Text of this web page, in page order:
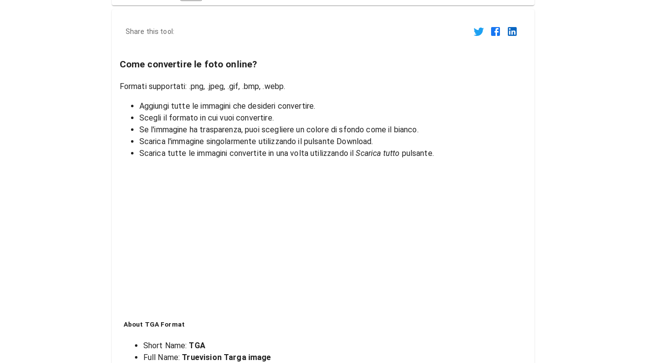
Share this tool:
Come convertire le foto online?
Formati supportati: .png, .jpeg, .gif, .bmp, .webp.
Aggiungi tutte le immagini che desideri convertire.
Scegli il formato in cui vuoi convertire.
Se l'immagine ha trasparenza, puoi scegliere un colore di sfondo come il bianco.
Scarica l'immagine singolarmente utilizzando il pulsante Download.
Scarica tutte le immagini convertite in una volta utilizzando il Scarica tutto pulsante.
About TGA Format
Short Name: TGA
Full Name: Truevision Targa image